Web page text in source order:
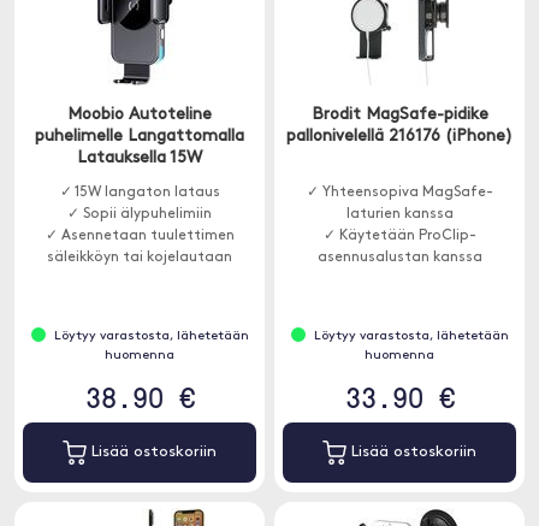
Moobio Autoteline
puhelimelle Langattomalla
Latauksella 15W
✓ 15W langaton lataus
✓ Sopii älypuhelimiin
✓ Asennetaan tuulettimen
säleikköyn tai kojelautaan
Löytyy varastosta, lähetetään
huomenna
38.90 €
Lisää ostoskoriin
Brodit MagSafe-pidike
pallonivelellä 216176 (iPhone)
✓ Yhteensopiva MagSafe-
laturien kanssa
✓ Käytetään ProClip-
asennusalustan kanssa
Löytyy varastosta, lähetetään
huomenna
33.90 €
Lisää ostoskoriin